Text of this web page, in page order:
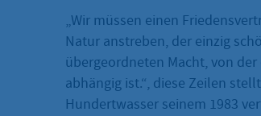
„Wir müssen einen
Natur anstreben, der einzig
übergeordneten Macht, von der
abhängig ist.“, diese Zeilen stellt
Hundertwasser seinem 1983